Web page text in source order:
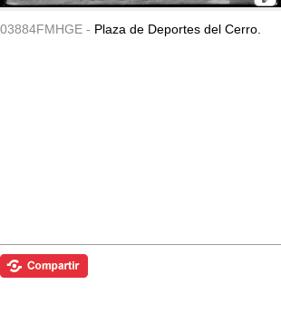
03884FMHGE - Plaza de Deportes del Cerro.